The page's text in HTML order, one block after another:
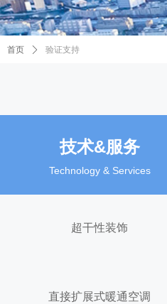
首页 ꄲ 验证支持
技术&服务
Technology & Services
超干性装饰
直接扩展式暖通空调